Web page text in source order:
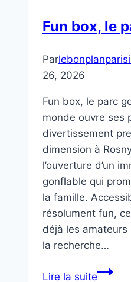
Fun box, le
Par
26, 2026
Fun box, le parc
monde ouvre ses
divertissement
dimension à
l’ouverture d’un
gonflable qui
la famille.
résolument fun,
déjà les amateurs
la recherche…
Lire la suiteFun